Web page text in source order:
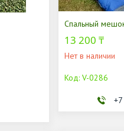
Спальный
13 200 ₸
Нет в наличии
V-0286